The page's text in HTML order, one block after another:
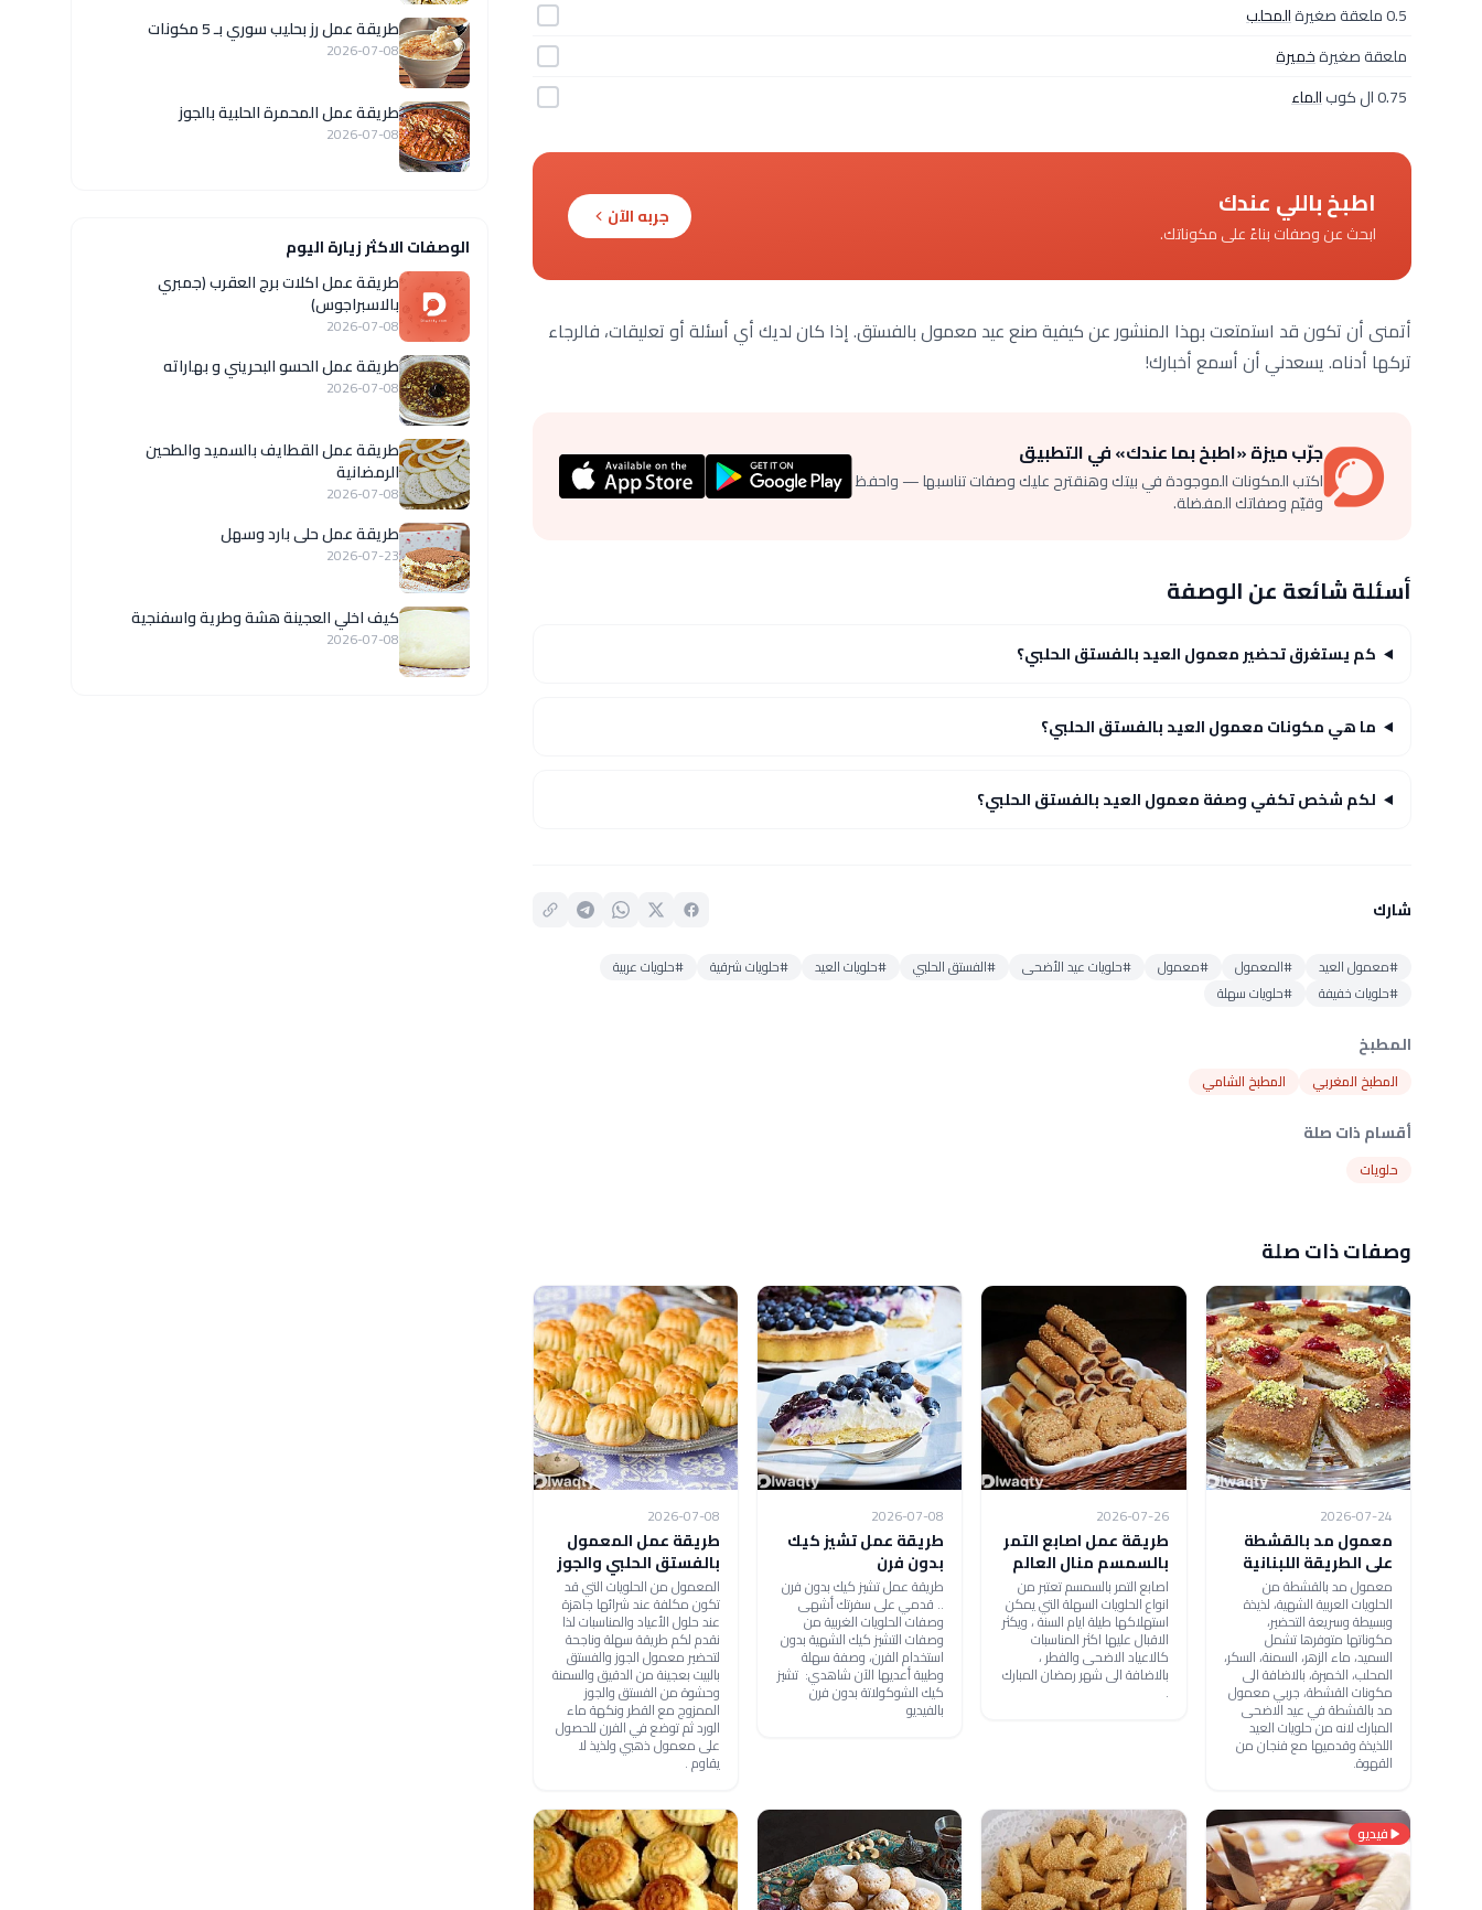
0.5 ملعقة صغيرة
المحلب
ملعقة صغيرةخميرة
0.75 ال كوب
الماء
اطبخ باللي عندك
ابحث عن وصفات بناءً على مكوناتك.
جربه الآن
أتمنى أن تكون قد استمتعت بهذا المنشور عن كيفية صنع عيد معمول بالفستق. إذا كان لديك أي أسئلة أو تعليقات، فالرجاء
تركها أدناه. يسعدني أن أسمع أخبارك!
جرّب ميزة «اطبخ بما عندك» في التطبيق
اكتب المكونات الموجودة في بيتك وهنقترح عليك وصفات تناسبها — واحفظ
وقيّم وصفاتك المفضلة.
أسئلة شائعة عن الوصفة
كم يستغرق تحضير معمول العيد بالفستق الحلبي؟
ما هي مكونات معمول العيد بالفستق الحلبي؟
لكم شخص تكفي وصفة معمول العيد بالفستق الحلبي؟
شارك
#معمول العيد #المعمول #معمول #حلويات عيد الأضحى #الفستق الحلبي #حلويات العيد #حلويات شرقية
#حلويات عربية
#حلويات خفيفة
#حلويات سهلة
المطبخ
المطبخ المغربي المطبخ الشامي
أقسام ذات صلة
حلويات
وصفات ذات صلة
2026-07-24
معمول مد بالقشطة
على الطريقة اللبنانية
معمول مد بالقشطة من
الحلويات العربية الشهية، لذيذة
وبسيطة وسريعة التحضير،
مكوناتها متوفرها تشمل
السميد، ماء الزهر، السمنة، السكر،
المحلب، الخميرة، بالاضافة الى
مكونات القشطة، جربي معمول
مد بالقشطة في عيد الاضحى
المبارك لانه من حلويات العيد
اللذيذة وقدميها مع فنجان من
القهوة.
2026-07-26
طريقة عمل اصابع التمر
بالسمسم منال العالم
اصابع التمر بالسمسم تعتبر من
انواع الحلويات السهلة التي يمكن
استهلاكها طيلة ايام السنة ، ويكثر
الاقبال عليها اكثر المناسبات
كالاعياد الاضحى والفطر ،
بالاضافة الى شهر رمضان المبارك
.
2026-07-08
طريقة عمل تشيز كيك
بدون فرن
طريقة عمل تشيز كيك بدون فرن
.. قدمي على سفرتك أشهى
وصفات الحلويات الغربية من
وصفات التشيز كيك الشهية بدون
استخدام الفرن، وصفة سهلة
وطيبة أعديها الآن شاهدي: تشيز
كيك الشوكولاتة بدون فرن
بالفيديو
2026-07-08
طريقة عمل المعمول
بالفستق الحلبي والجوز
المعمول من الحلويات التي قد
تكون مكلفة عند شرائها جاهزة
عند حلول الأعياد والمناسبات لذا
نقدم لكم طريقة سهلة وناجحة
لتحضير معمول الجوز والفستق
بالبيت بعجينة من الدقيق والسمنة
وحشوة من الفستق والجوز
الممزوج مع القطر ونكهة ماء
الورد ثم توضع في الفرن للحصول
على معمول ذهبي ولذيذ لا
يقاوم .
فيديو
طريقة عمل رز بحليب سوري بـ 5 مكونات
2026-07-08
طريقة عمل المحمرة الحلبية بالجوز
2026-07-08
الوصفات الاكثر زيارة اليوم
طريقة عمل اكلات برج العقرب (جمبري
بالاسبراجوس)
2026-07-08
طريقة عمل الحسو البحريني و بهاراته
2026-07-08
طريقة عمل القطايف بالسميد والطحين
الرمضانية
2026-07-08
طريقة عمل حلى بارد وسهل
2026-07-23
كيف اخلي العجينة هشة وطرية واسفنجية
2026-07-08